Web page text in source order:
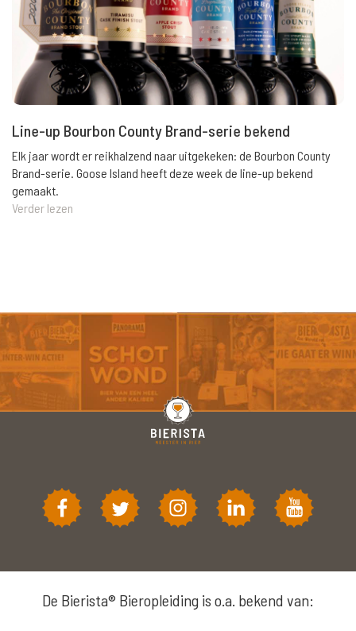
Line-up Bourbon County Brand-serie bekend
Elk jaar wordt er reikhalzend naar uitgekeken: de Bourbon County
Brand-serie. Goose Island heeft deze week de line-up bekend
gemaakt.
Verder lezen
De Bierista® Bieropleiding is o.a. bekend van: